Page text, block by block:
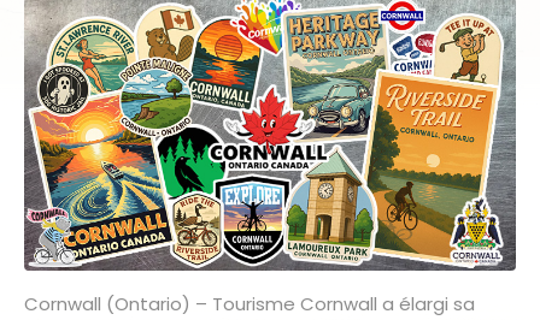
Cornwall (Ontario) – Tourisme Cornwall a élargi sa